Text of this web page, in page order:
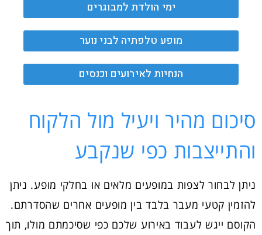
ימי הולדת למבוגרים
מופע טלפתיה לבני נוער
הנחיות לאירועים וכנסים
סיכום מהיר ויעיל מול הלקוח
והתייצבות כפי שנקבע
ניתן לבחור לצפות במופעים מלאים או בחלקי מופע. ניתן
להזמין קטעי מעבר בלבד בין מופעים אחרים שהסדרתם.
הקוסם ייגש לעבוד באירוע שלכם כפי שסיכמתם מולו, תוך